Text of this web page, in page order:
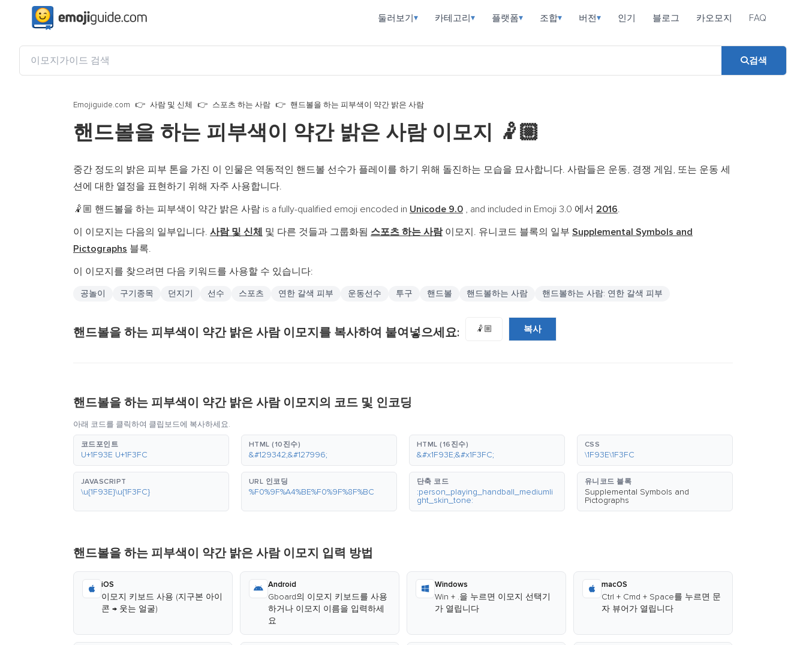
둘러보기▾ 카테고리▾ 플랫폼▾ 조합▾ 버전▾ 인기 블로그 카오모지 FAQ
검색
Emojiguide.com 사람 및 신체 스포츠 하는 사람 핸드볼을 하는 피부색이 약간 밝은 사람
핸드볼을 하는 피부색이 약간 밝은 사람 이모지 🤾🏼
중간 정도의 밝은 피부 톤을 가진 이 인물은 역동적인 핸드볼 선수가 플레이를 하기 위해 돌진하는 모습을 묘사합니다. 사람들은 운동, 경쟁 게임, 또는 운동 세
션에 대한 열정을 표현하기 위해 자주 사용합니다.
🤾🏼 핸드볼을 하는 피부색이 약간 밝은 사람 is a fully-qualified emoji encoded in Unicode 9.0 , and included in Emoji 3.0 에서 2016.
이 이모지는 다음의 일부입니다. 사람 및 신체 및 다른 것들과 그룹화됨 스포츠 하는 사람이모지. 유니코드 블록의 일부 Supplemental Symbols and
Pictographs 블록.
이 이모지를 찾으려면 다음 키워드를 사용할 수 있습니다:
공놀이 구기종목 던지기 선수 스포츠 연한 갈색 피부 운동선수 투구 핸드볼 핸드볼하는 사람 핸드볼하는 사람: 연한 갈색 피부
핸드볼을 하는 피부색이 약간 밝은 사람 이모지를 복사하여 붙여넣으세요: 🤾🏼 복사
핸드볼을 하는 피부색이 약간 밝은 사람 이모지의 코드 및 인코딩
아래 코드를 클릭하여 클립보드에 복사하세요.
코드포인트
U+1F93E U+1F3FC
HTML (10진수)
&#129342;&#127996;
HTML (16진수)
&#x1F93E;&#x1F3FC;
CSS
\1F93E\1F3FC
JAVASCRIPT
\u{1F93E}\u{1F3FC}
URL 인코딩
%F0%9F%A4%BE%F0%9F%8F%BC
단축 코드
:person_playing_handball_mediumli
ght_skin_tone:
유니코드 블록
Supplemental Symbols and
Pictographs
핸드볼을 하는 피부색이 약간 밝은 사람 이모지 입력 방법
iOS
이모지 키보드 사용 (지구본 아이
콘 → 웃는 얼굴)
Android
Gboard의 이모지 키보드를 사용
하거나 이모지 이름을 입력하세
요
Windows
Win + .을 누르면 이모지 선택기
가 열립니다
macOS
Ctrl + Cmd + Space를 누르면 문
자 뷰어가 열립니다